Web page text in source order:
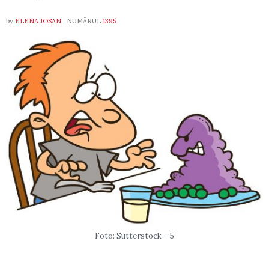
by ELENA JOSAN , NUMĂRUL 1395
Foto: Sutterstock – 5